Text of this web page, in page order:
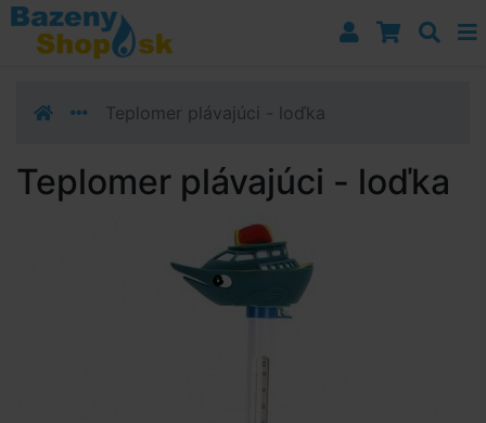
Prejsť k navigácii
Prejsť na obsah
Prejsť k bočnému stĺpci
Teplomer plávajúci - loďka
Teplomer plávajúci - loďka